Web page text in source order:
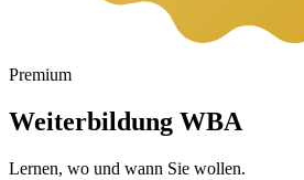
Premium
Weiterbildung WBA
Lernen, wo und wann Sie wollen.